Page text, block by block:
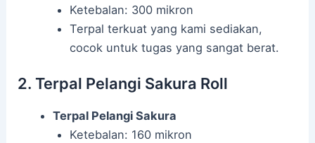
Ketebalan: 300 mikron
Terpal terkuat yang kami sediakan,
cocok untuk tugas yang sangat berat.
2. Terpal Pelangi Sakura Roll
Terpal Pelangi Sakura
Ketebalan: 160 mikron